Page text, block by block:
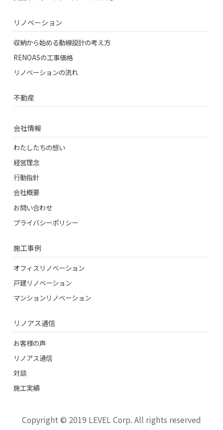
リノベーション
収納から始める動線設計の考え方
RENOASの工事価格
リノベーションの流れ
不動産
会社情報
わたしたちの想い
経営理念
行動指針
会社概要
お問い合わせ
プライバシーポリシー
施工事例
オフィスリノベーション
戸建リノベーション
マンションリノベーション
リノアス通信
お客様の声
リノアス通信
対談
施工実績
Copyright © 2019 LEVEL Corp. All rights reserved